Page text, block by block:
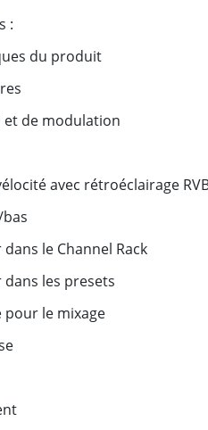
:
du produit
et de modulation
avec rétroéclairage
le Channel Rack
dans les presets
pour le mixage